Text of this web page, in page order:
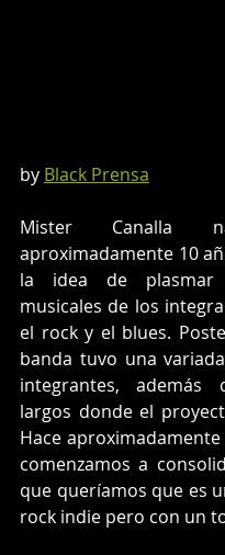
by Black Prensa
Mister Canalla
aproximadamente 10
la idea de plasmar
musicales de los
el rock y el blues.
banda tuvo una
integrantes, además
largos donde el
Hace
comenzamos a
que queríamos que es
rock indie pero con un